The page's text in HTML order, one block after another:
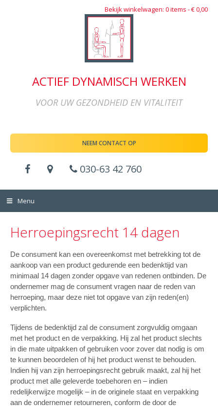
Bekijk winkelwagen: 0 items -€0,00
ACTIEF DYNAMISCH WERKEN
VOOR UW GEZONDHEID EN VITALITEIT
NEEM CONTACT OP
030-63 42 760
Menu
Herroepingsrecht 14 dagen
De consument kan een overeenkomst met betrekking tot de
aankoop van een product gedurende een bedenktijd van
minimaal 14 dagen zonder opgave van redenen ontbinden. De
ondernemer mag de consument vragen naar de reden van
herroeping, maar deze niet tot opgave van zijn reden(en)
verplichten.
Tijdens de bedenktijd zal de consument zorgvuldig omgaan
met het product en de verpakking. Hij zal het product slechts
in die mate uitpakken of gebruiken voor zover dat nodig is om
te kunnen beoordelen of hij het product wenst te behouden.
Indien hij van zijn herroepingsrecht gebruik maakt, zal hij het
product met alle geleverde toebehoren en – indien
redelijkerwijze mogelijk – in de originele staat en verpakking
aan de ondernemer retourneren, conform de door de